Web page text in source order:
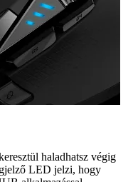
haladhatsz végig
LED jelzi, hogy